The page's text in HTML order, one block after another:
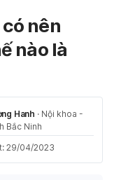
nên
nào là
Hanh · Nội khoa -
Bắc Ninh
29/04/2023